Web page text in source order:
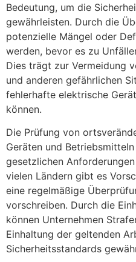
Bedeutung, um die
gewährleisten. Durch die
potenzielle Mängel oder
werden, bevor es zu
Dies trägt zur Vermeidung
und anderen gefährlichen
fehlerhafte elektrische
können.
Die Prüfung von
Geräten und
gesetzlichen
vielen Ländern gibt es
eine regelmäßige
vorschreiben. Durch die
können Unternehmen
Einhaltung der geltenden
Sicherheitsstandards